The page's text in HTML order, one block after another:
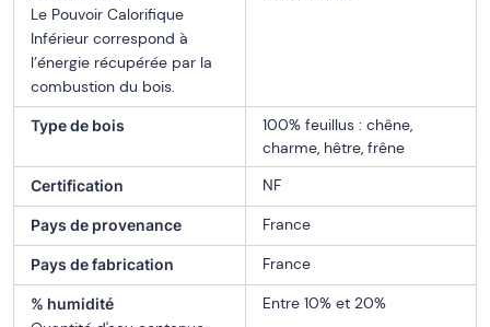
Le Pouvoir Calorifique
Inférieur correspond à
l’énergie récupérée par la
combustion du bois.
Type de bois
100% feuillus : chêne,
charme, hêtre, frêne
Certification NF
Pays de provenance France
Pays de fabrication France
% humidité Entre 10% et 20%